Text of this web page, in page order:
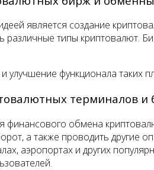
является создание
различные типы криптовалют.
улучшение функционала таких
терминалов и
финансового обмена
а также проводить
аэропортах и других